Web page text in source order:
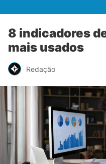
8 indicadores
mais usados
Redação